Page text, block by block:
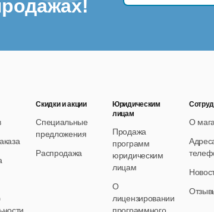
Скидки и акции
Специальные
предложения
Распродажа
Юридическим
лицам
Продажа
программ
юридическим
лицам
О
лицензировании
О